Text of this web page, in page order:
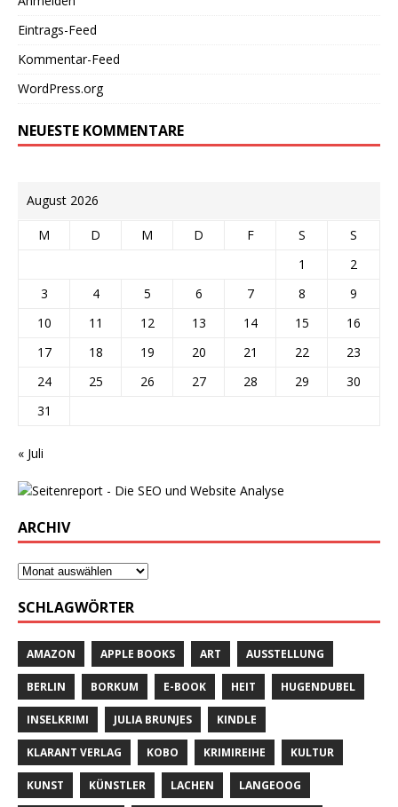
Eintrags-Feed
Kommentar-Feed
WordPress.org
NEUESTE KOMMENTARE
August 2026
M D M D F S
S
1
2
3
4 5 6 7 8
9
10
11 12 13 14 15
16
17
18 19 20 21 22
23
24
25 26 27 28 29
30
31
« Juli
ARCHIV
SCHLAGWÖRTER
AMAZON APPLE BOOKS ART AUSSTELLUNG
BERLIN BORKUM E-BOOK HEIT HUGENDUBEL
INSELKRIMI JULIA BRUNJES KINDLE
KLARANT VERLAG KOBO KRIMIREIHE KULTUR
KUNST KÜNSTLER LACHEN LANGEOOG